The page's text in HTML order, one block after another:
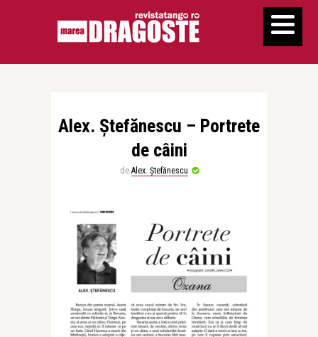
Alex. Ștefănescu – Portrete
de câini
de Alex. Ștefănescu